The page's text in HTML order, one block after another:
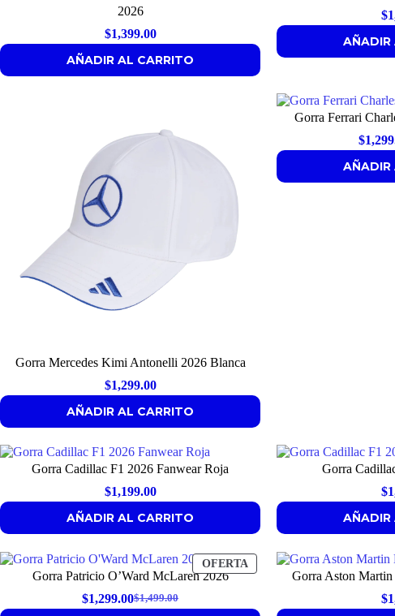
2026
$1,399.00
AÑADIR AL CARRITO
$
AÑADIR
Gorra Mercedes Kimi Antonelli 2026 Blanca
$1,299.00
AÑADIR AL CARRITO
Gorra Ferrari
$
AÑADIR
Gorra Cadillac F1 2026 Fanwear Roja
$1,199.00
AÑADIR AL CARRITO
Gorra
$
AÑADIR
OFERTAPRODUCTO
EN
Gorra Patricio O’Ward McLaren 2026
$1,499.00
Original
$1,299.00
Current
Gorra Aston
$